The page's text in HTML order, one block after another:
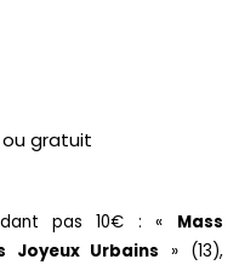
gratuit
pas 10€ : « Mass
Joyeux Urbains » (13),